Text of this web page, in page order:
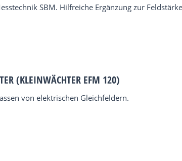
SBM. Hilfreiche Ergänzung zur
(KLEINWÄCHTER EFM 120)
von elektrischen Gleichfeldern.